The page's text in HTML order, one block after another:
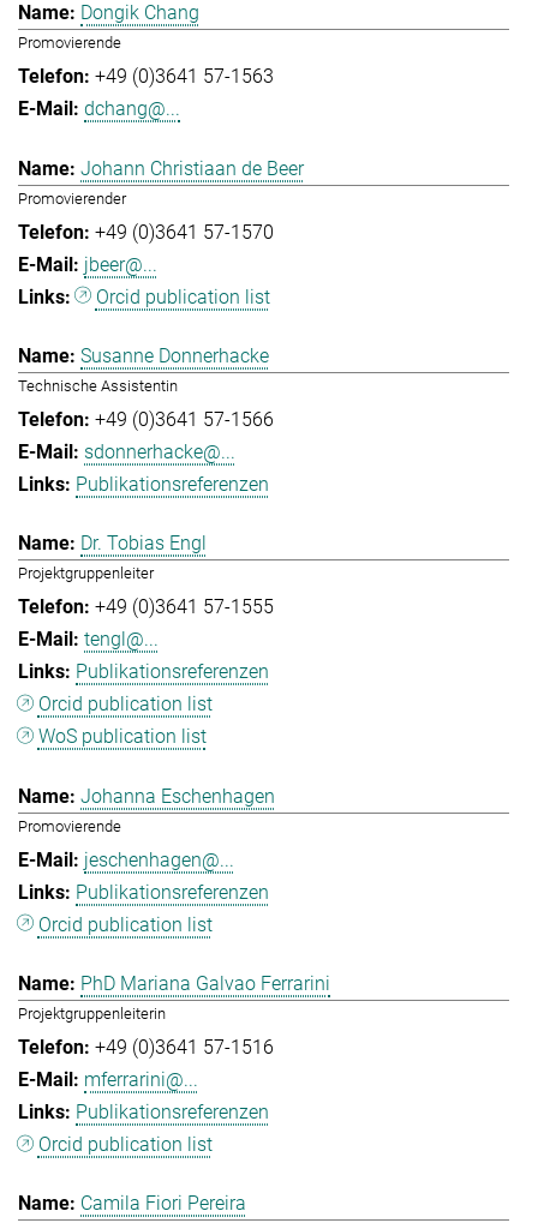
Dongik Chang
Promovierende
+49 (0)3641 57-1563
dchang@...
Johann Christiaan de Beer
Promovierender
+49 (0)3641 57-1570
jbeer@...
Orcid publication list
Susanne Donnerhacke
Technische Assistentin
+49 (0)3641 57-1566
sdonnerhacke@...
Publikationsreferenzen
Dr. Tobias Engl
Projektgruppenleiter
+49 (0)3641 57-1555
tengl@...
Publikationsreferenzen
Orcid publication list
WoS publication list
Johanna Eschenhagen
Promovierende
jeschenhagen@...
Publikationsreferenzen
Orcid publication list
PhD Mariana Galvao Ferrarini
Projektgruppenleiterin
+49 (0)3641 57-1516
mferrarini@...
Publikationsreferenzen
Orcid publication list
Camila Fiori Pereira